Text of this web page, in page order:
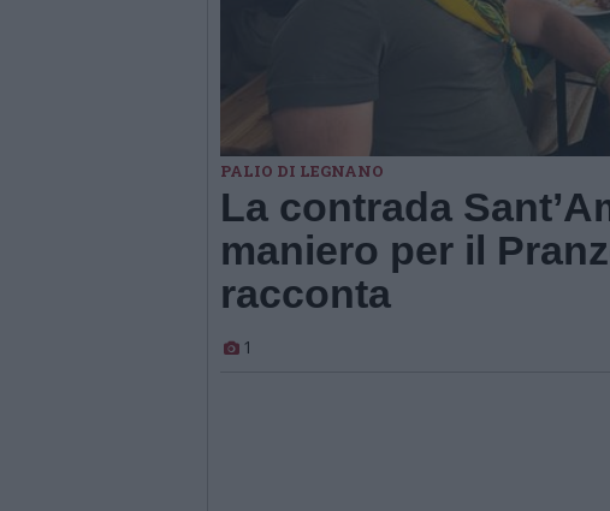
PALIO DI LEGNANO
La contrada
maniero per il
racconta
1